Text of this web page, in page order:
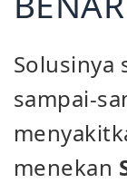
Solusinya
sampai-
menekan